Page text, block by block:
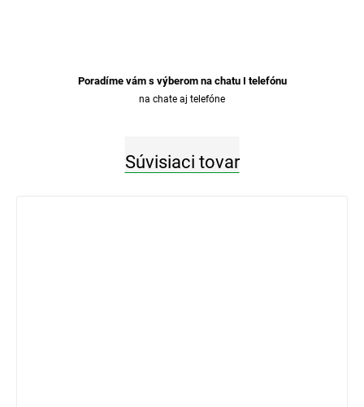
Poradíme vám s výberom na chatu I telefónu
na chate aj telefóne
Súvisiaci tovar